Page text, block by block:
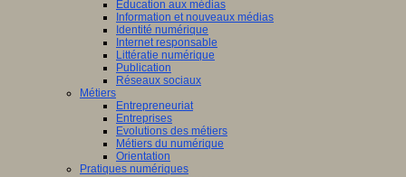
Education aux médias
Information et nouveaux médias
Identité numérique
Internet responsable
Littératie numérique
Publication
Réseaux sociaux
Métiers
Entrepreneuriat
Entreprises
Evolutions des métiers
Métiers du numérique
Orientation
Pratiques numériques